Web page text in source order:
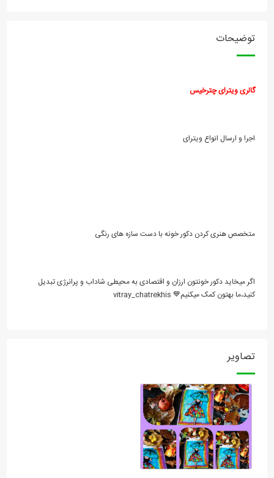
توضیحات
گالری ویترای چترخیس
اجرا و ارسال انواع ویترای
متخصص هنری کردن دکور خونه با دست سازه های رنگی
اگر میخاید دکور خونتون ارزان و اقتصادی به محیطی شاداب و پرانرژی تبدیل
کنید،ما بهتون کمک میکنیم💙 vitray_chatrekhis
تصاویر